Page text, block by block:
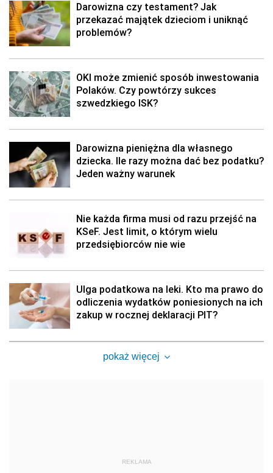
Darowizna czy testament? Jak
przekazać majątek dzieciom i uniknąć
problemów?
OKI może zmienić sposób inwestowania
Polaków. Czy powtórzy sukces
szwedzkiego ISK?
Darowizna pieniężna dla własnego
dziecka. Ile razy można dać bez podatku?
Jeden ważny warunek
Nie każda firma musi od razu przejść na
KSeF. Jest limit, o którym wielu
przedsiębiorców nie wie
Ulga podatkowa na leki. Kto ma prawo do
odliczenia wydatków poniesionych na ich
zakup w rocznej deklaracji PIT?
pokaż więcej
REKLAMA